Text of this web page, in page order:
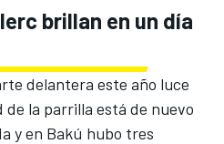
brillan en un día
delantera este año luce
la parrilla está de nuevo
y en Bakú hubo tres